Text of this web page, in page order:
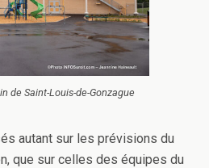
de Saint-Louis-de-Gonzague
autant sur les prévisions du
que sur celles des équipes du